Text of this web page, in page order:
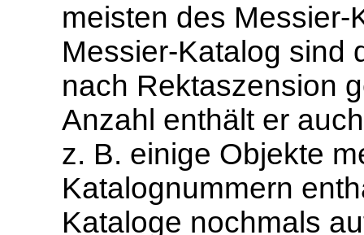
meisten des
Messier-Katalog sind
nach Rektaszension
Anzahl enthält er
z. B. einige Objekte
Katalognummern
Kataloge nochmals